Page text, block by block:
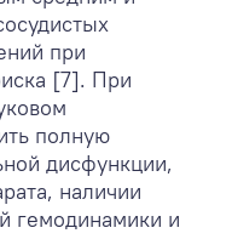
при
[7]. При
полную
дисфункции,
наличии
гемодинамики и